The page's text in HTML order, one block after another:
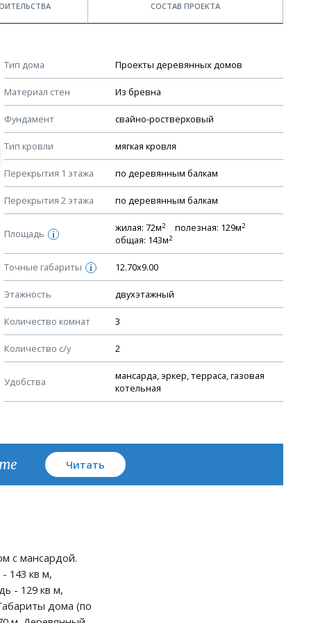
СОСТАВ ПРОЕКТА
Тип дома Проекты деревянных домов
Материал стен Из бревна
Фундамент свайно-ростверковый
Тип кровли мягкая кровля
Перекрытия 1 этажа по деревянным балкам
Перекрытия 2 этажа по деревянным балкам
Площадь i
жилая: 72м2 полезная: 129м2
общая: 143м2
Точные габариты i 12.70х9.00
Этажность двухэтажный
Количество комнат 3
Количество с/у 2
Удобства
мансарда, эркер, терраса, газовая
котельная
Примечания
Стоимость строительства дома — ориентировочная!
Для более детального расчета стоимости
строительства необходима разработка сметы, согласно
стоимости материалов в вашем регионе
Мы не учитываем стоимость доставки материалов.
Смотрите советы по выбору материала в нашем
КОНСТРУКТИВНЫЕ РЕШЕНИЯ (КР)
Ведомость рабочих чертежей основного комплекта КР
План фундамента
Устройство фундамента, спецификация материалов
фундамента
Планы перекрытий этажей, спецификация элементов
Устройство перекрытий
Устройство стен
Спецификация материалов стен
Схема расположения лаг чердака (если есть)
Схема расположения элементов стропил
Спецификация элементов стропил
Устройство стропильной системы
План кровли
Читать
с мансардой.
143 кв м,
- 129 кв м,
дома (по